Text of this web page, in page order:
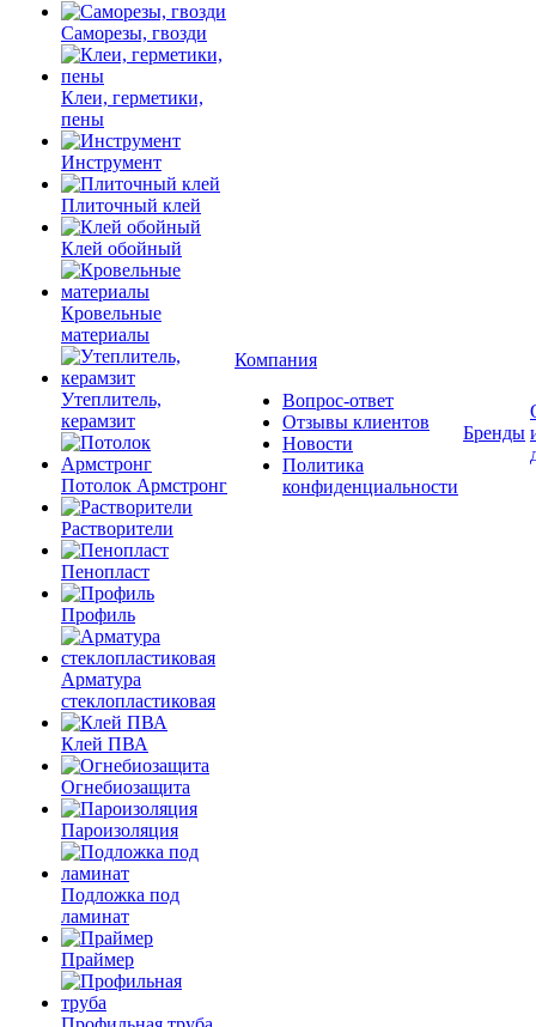
Саморезы, гвозди
Клеи, герметики,
пены
Инструмент
Плиточный клей
Клей обойный
Кровельные
материалы
Утеплитель,
керамзит
Потолок Армстронг
Растворители
Пенопласт
Профиль
Арматура
стеклопластиковая
Клей ПВА
Огнебиозащита
Пароизоляция
Подложка под
ламинат
Праймер
Компания
Вопрос-ответ
Отзывы клиентов
Новости
Политика
конфиденциальности
Бренды